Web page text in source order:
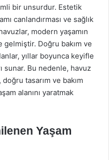
bir unsurdur. Estetik
canlandırması ve sağlık
modern yaşamın
gelmiştir. Doğru bakım ve
yıllar boyunca keyifle
sunar. Bu nedenle, havuz
tasarım ve bakım
alanını yaratmak
Yaşam